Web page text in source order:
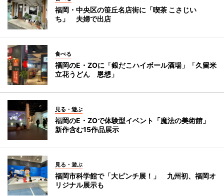
福岡・中央区の笹丘名店街に「喫茶 こさじい
ち」 夫婦で出店
食べる
福岡のE・ZOに「銀だこハイボール酒場」「久留米
立花うどん 恩想」
見る・遊ぶ
福岡のE・ZOで体験型イベント「魔法の美術館」
新作含む15作品展示
見る・遊ぶ
福岡市科学館で「大ピンチ展！」 九州初、福岡オ
リジナル展示も